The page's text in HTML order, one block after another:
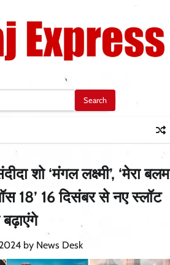
शो ‘मंगल लक्ष्मी’, ‘मेरा बलम
18’ 16 दिसंबर से नए स्लॉट
by News Desk